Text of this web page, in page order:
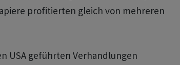
profitierten gleich von mehreren
USA geführten Verhandlungen